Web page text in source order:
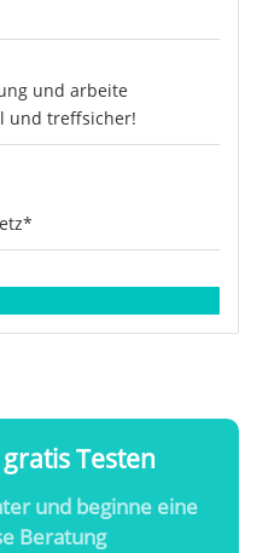
und arbeite
und treffsicher!
Testen
und beginne eine
Beratung